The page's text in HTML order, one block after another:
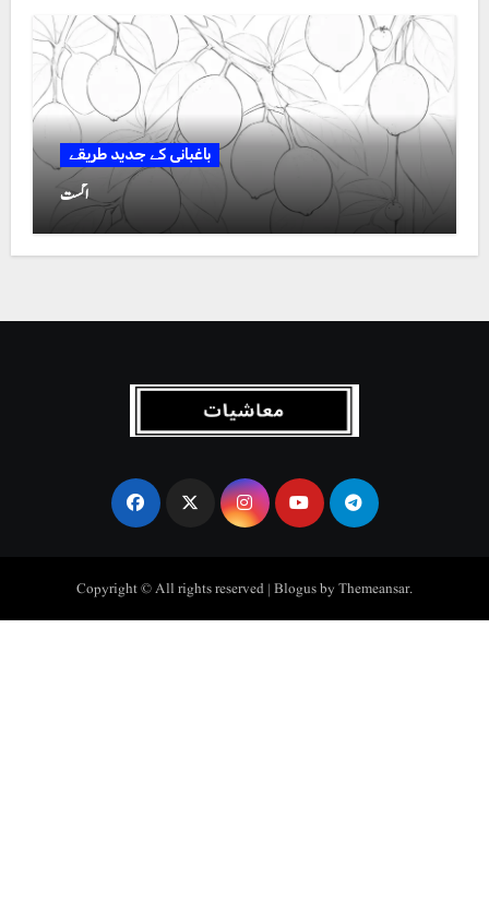
باغبانی کے جدید طریقے
اگست
Copyright © All rights reserved |BlogusbyThemeansar.